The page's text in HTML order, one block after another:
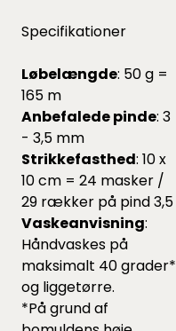
Specifikationer
Løbelængde: 50 g =
165 m
Anbefalede pinde: 3
- 3,5 mm
Strikkefasthed: 10 x
10 cm = 24 masker /
29 rækker på pind 3,5
Vaskeanvisning:
Håndvaskes på
maksimalt 40 grader*
og liggetørre.
*På grund af